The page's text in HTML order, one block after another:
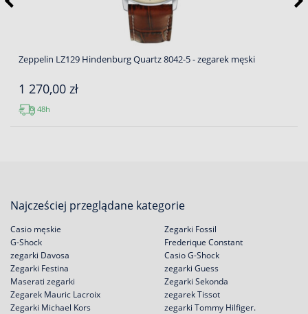
Zeppelin LZ129 Hindenburg Quartz 8042-5 - zegarek męski
1 270,00 zł
48h
Najcześciej przeglądane kategorie
Casio męskie
G-Shock
zegarki Davosa
Zegarki Festina
Zegarki Fossil
Frederique Constant
Casio G-Shock
zegarki Guess
Maserati zegarki
Zegarek Mauric Lacroix
Zegarki Michael Kors
Zegarki Sekonda
zegarek Tissot
zegarki Tommy Hilfiger.